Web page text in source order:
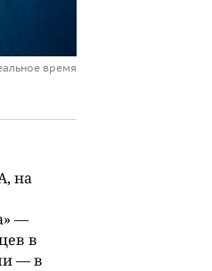
время
на
—
в
— в